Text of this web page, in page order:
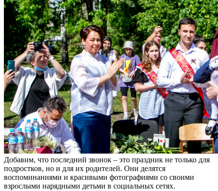
Добавим, что последний звонок – это праздник не только для
подростков, но и для их родителей. Они делятся
воспоминаниями и красивыми фотографиями со своими
взрослыми нарядными детьми в социальных сетях.